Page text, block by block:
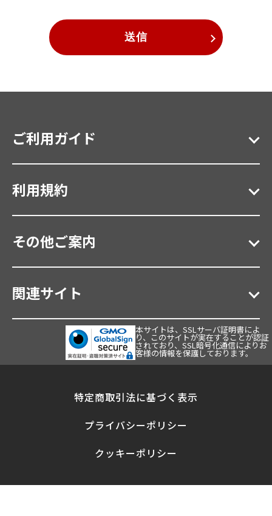
送信
ご利用ガイド
利用規約
その他ご案内
関連サイト
本サイトは、SSLサーバ証明書によ
り、このサイトが実在することが認証
されており、SSL暗号化通信によりお
客様の情報を保護しております。
特定商取引法に基づく表示
プライバシーポリシー
クッキーポリシー